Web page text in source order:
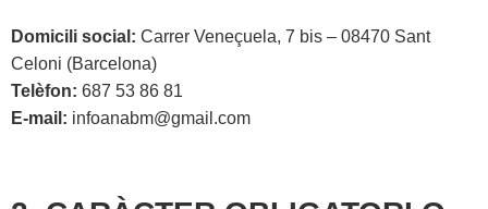
Domicili social: Carrer Veneçuela, 7 bis – 08470 Sant
Celoni (Barcelona)
Telèfon: 687 53 86 81
E-mail: infoanabm@gmail.com